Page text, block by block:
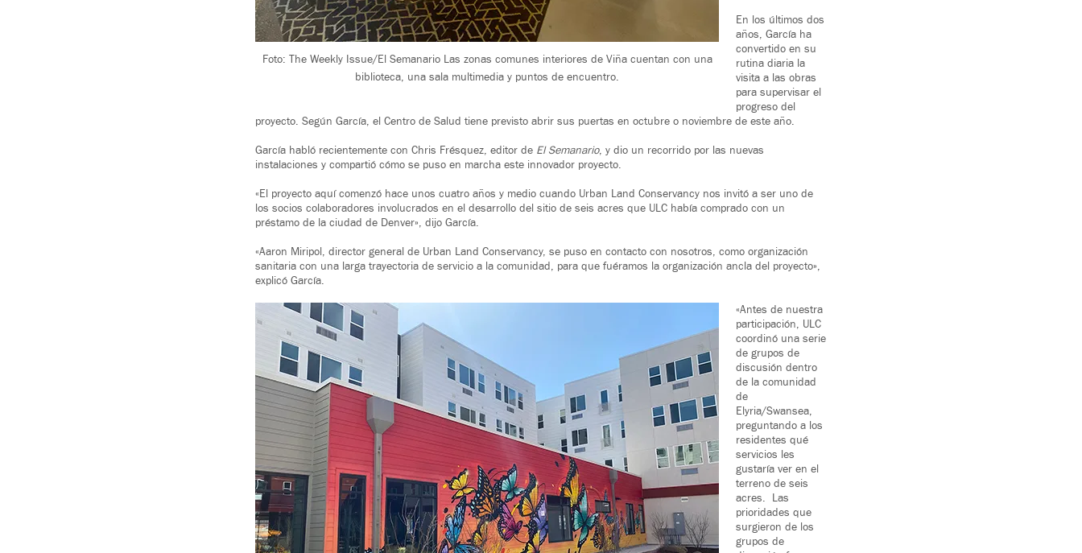
Foto: The Weekly Issue/El Semanario Las zonas comunes interiores de Viña cuentan con una
biblioteca, una sala multimedia y puntos de encuentro.
En los últimos dos
años, García ha
convertido en su
rutina diaria la
visita a las obras
para supervisar el
progreso del
proyecto. Según García, el Centro de Salud tiene previsto abrir sus puertas en octubre o noviembre de este año.
García habló recientemente con Chris Frésquez, editor de El Semanario, y dio un recorrido por las nuevas
instalaciones y compartió cómo se puso en marcha este innovador proyecto.
«El proyecto aquí comenzó hace unos cuatro años y medio cuando Urban Land Conservancy nos invitó a ser uno de
los socios colaboradores involucrados en el desarrollo del sitio de seis acres que ULC había comprado con un
préstamo de la ciudad de Denver», dijo García.
«Aaron Miripol, director general de Urban Land Conservancy, se puso en contacto con nosotros, como organización
sanitaria con una larga trayectoria de servicio a la comunidad, para que fuéramos la organización ancla del proyecto»,
explicó García.
«Antes de nuestra
participación, ULC
coordinó una serie
de grupos de
discusión dentro
de la comunidad
de
Elyria/Swansea,
preguntando a los
residentes qué
servicios les
gustaría ver en el
terreno de seis
acres. Las
prioridades que
surgieron de los
grupos de